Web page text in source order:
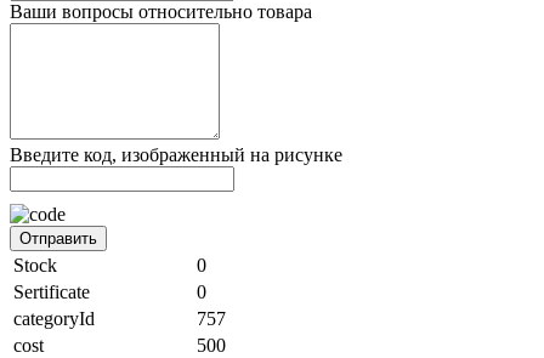
Ваши вопросы относительно товара
Введите код, изображенный на рисунке
Отправить
Stock
0
Sertificate
0
categoryId
757
cost
500